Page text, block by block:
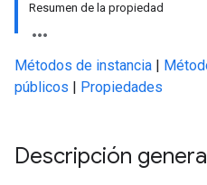
Resumen de la propiedad
Métodos de instancia |
públicos | Propiedades
Descripción